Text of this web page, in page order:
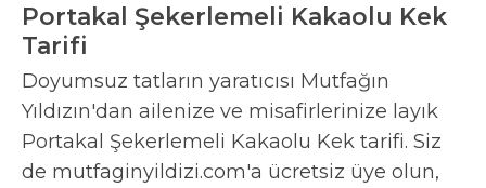
Portakal Şekerlemeli Kakaolu Kek
Tarifi
Doyumsuz tatların yaratıcısı Mutfağın
Yıldızın'dan ailenize ve misafirlerinize layık
Portakal Şekerlemeli Kakaolu Kek tarifi. Siz
de mutfaginyildizi.com'a ücretsiz üye olun,